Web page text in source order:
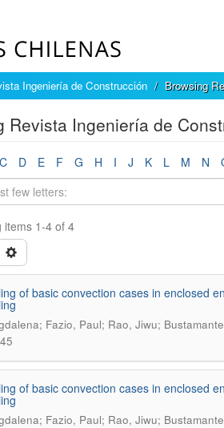
Ingeniería de Construcción Browsing
Revista Ingeniería de
C D E F G H I J K L M N
items 1-4 of 4
of basic convection cases in enclosed
Fazio, Paul; Rao, Jiwu;
of basic convection cases in enclosed
Fazio, Paul; Rao, Jiwu;